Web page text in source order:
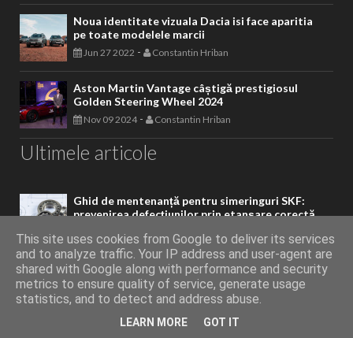
Noua identitate vizuala Dacia isi face aparitia
pe toate modelele marcii
Jun 27 2022 - Constantin Hriban
Aston Martin Vantage câștigă prestigiosul
Golden Steering Wheel 2024
Nov 09 2024- Constantin Hriban
Ultimele articole
Ghid de mentenanță pentru simeringuri SKF:
prevenirea defecțiunilor prin etanșare corectă
May 12 2026 - Constantin Hriban
AUMOVIO sărbătorește 20 de ani de tahograf
digital
May 02 2026- Constantin Hriban
This site uses cookies from Google to deliver its services
and to analyze traffic. Your IP address and user-agent are
shared with Google along with performance and security
metrics to ensure quality of service, generate usage
statistics, and to detect and address abuse.
LEARN MORE GOT IT